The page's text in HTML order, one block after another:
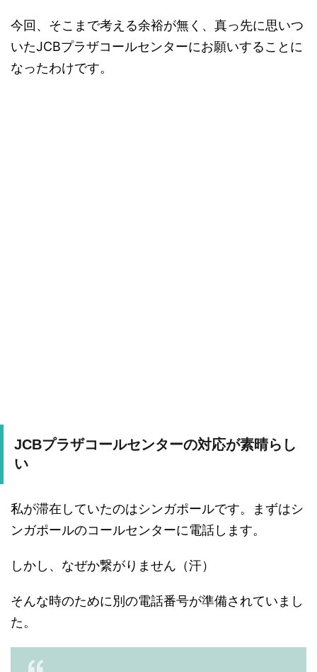
今回、そこまで考える余裕が無く、真っ先に思いつ
いたJCBプラザコールセンターにお願いすることに
なったわけです。
JCBプラザコールセンターの対応が素晴らし
い
私が滞在していたのはシンガポールです。まずはシ
ンガポールのコールセンターに電話します。
しかし、なぜか繋がりません（汗）
そんな時のために別の電話番号が準備されていまし
た。